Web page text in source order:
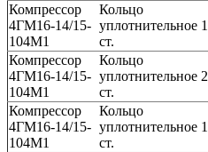
Компрессор
4ГМ16-14/15-
104М1
Кольцо
уплотнительное 1
ст.
Компрессор
4ГМ16-14/15-
104М1
Кольцо
уплотнительное 2
ст.
Компрессор
4ГМ16-14/15-
104М1
Кольцо
уплотнительное 1
ст.